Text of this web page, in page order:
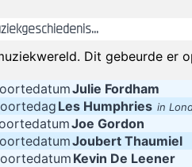
de lucht dan een aan de cirkelzaag
het net wat specialer”: hippe baby’s
hebben een é in hun naam
de man die tien jaar geleden de
papegaaienkwekers, is vorige week
van een pikant lingeriesetje voor
Dit gebeurde er
Julie Fordham
Les Humphries in
Joe Gordon
Joubert Thaumiel
Kevin De Leener